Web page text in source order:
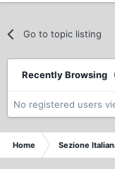
Go to topic listing
Recently Browsing
No registered users
Home Sezione